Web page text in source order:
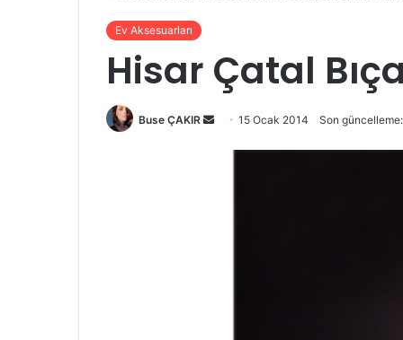
Ev Aksesuarları
Hisar Çatal
Buse ÇAKIR 15 Ocak 2014 Son